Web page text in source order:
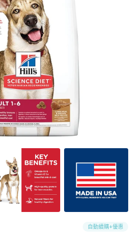
開
啟
圖
庫
檢
視
的
精
選
體
檔
案
自動續購+優惠